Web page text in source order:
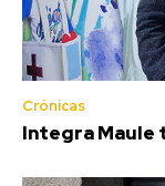
Crónicas
Integra Maule